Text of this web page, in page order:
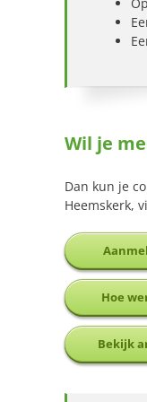
Wil je
Dan kun je
Heemskerk,
Hoe
Bekijk